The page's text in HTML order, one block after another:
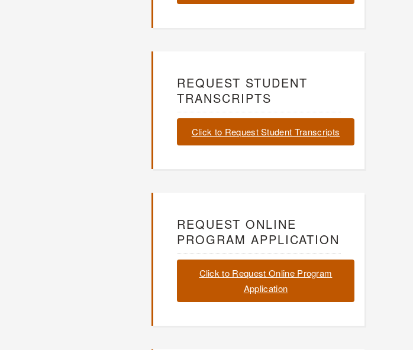
REQUEST STUDENT
TRANSCRIPTS
Click to Request Student Transcripts
REQUEST ONLINE
PROGRAM APPLICATION
Click to Request Online Program
Application